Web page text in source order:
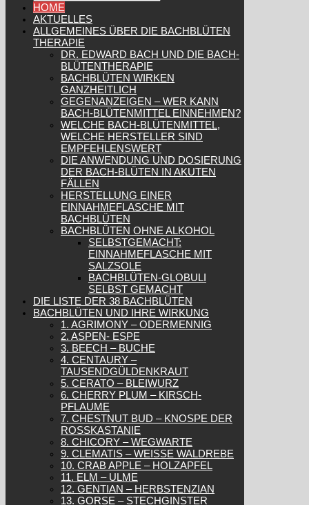
HOME
AKTUELLES
ALLGEMEINES ÜBER DIE BACHBLÜTEN
THERAPIE
DR. EDWARD BACH UND DIE BACH-
BLÜTENTHERAPIE
BACHBLÜTEN WIRKEN
GANZHEITLICH
GEGENANZEIGEN – WER KANN
BACH-BLÜTENMITTEL EINNEHMEN?
WELCHE BACH-BLÜTENMITTEL,
WELCHE HERSTELLER SIND
EMPFEHLENSWERT
DIE ANWENDUNG UND DOSIERUNG
DER BACH-BLÜTEN IN AKUTEN
FÄLLEN
HERSTELLUNG EINER
EINNAHMEFLASCHE MIT
BACHBLÜTEN
BACHBLÜTEN OHNE ALKOHOL
SELBSTGEMACHT:
EINNAHMEFLASCHE MIT
SALZSOLE
BACHBLÜTEN-GLOBULI
SELBST GEMACHT
DIE LISTE DER 38 BACHBLÜTEN
BACHBLÜTEN UND IHRE WIRKUNG
1. AGRIMONY – ODERMENNIG
2. ASPEN- ESPE
3. BEECH – BUCHE
4. CENTAURY –
TAUSENDGÜLDENKRAUT
5. CERATO – BLEIWURZ
6. CHERRY PLUM – KIRSCH-
PFLAUME
7. CHESTNUT BUD – KNOSPE DER
ROSSKASTANIE
8. CHICORY – WEGWARTE
9. CLEMATIS – WEISSE WALDREBE
10. CRAB APPLE – HOLZAPFEL
11. ELM – ULME
12. GENTIAN – HERBSTENZIAN
13. GORSE – STECHGINSTER